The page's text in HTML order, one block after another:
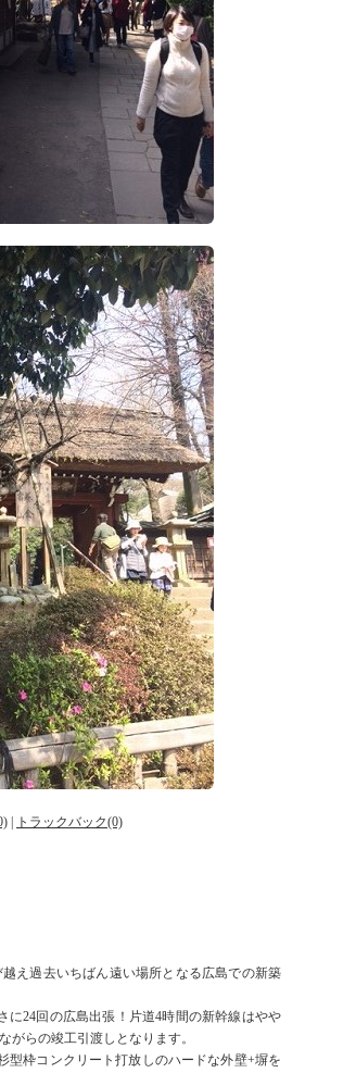
トラックバック(0)
え過去いちばん遠い場所となる広島での新築
に24回の広島出張！片道4時間の新幹線はやや
がらの竣工引渡しとなります。
型枠コンクリート打放しのハードな外壁+塀を